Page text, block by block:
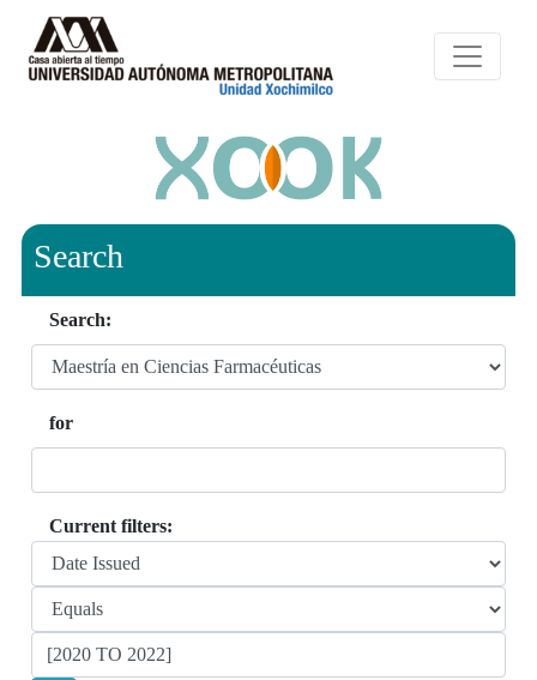
Search
Search:
for
Current filters: